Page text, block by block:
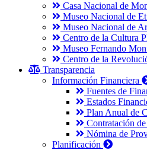
Casa Nacional de
Museo Nacional de
Museo Nacional de
Centro de la Cultura
Museo Fernando
Centro de la
Transparencia
Información Financiera
Fuentes de
Estados
Plan Anual de
Contratación
Nómina de
Planificación